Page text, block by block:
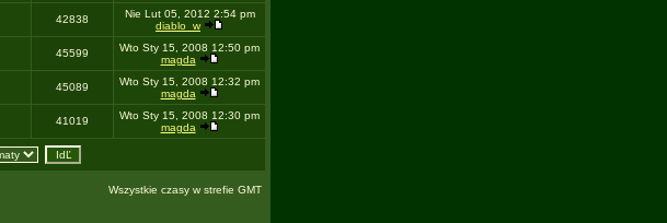
42838
Nie Lut 05, 2012 2:54 pm
diablo_w
45599
Wto Sty 15, 2008 12:50 pm
magda
45089
Wto Sty 15, 2008 12:32 pm
magda
41019
Wto Sty 15, 2008 12:30 pm
magda
Wszystkie czasy w strefie GMT